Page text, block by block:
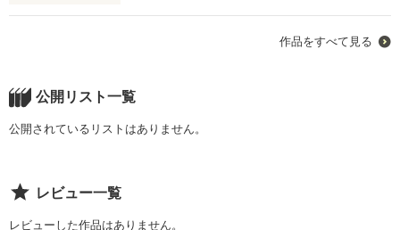
きない……
作品をすべて見る
公開リスト一覧
公開されているリストはありません。
レビュー一覧
レビューした作品はありません。